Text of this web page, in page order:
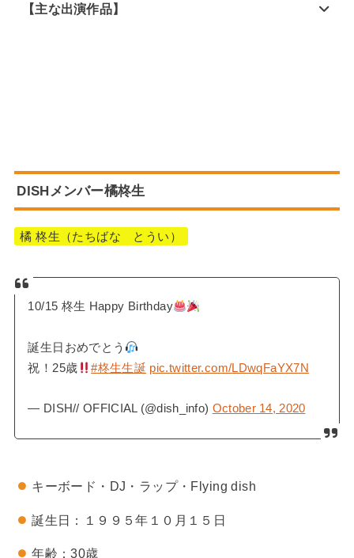
【主な出演作品】
DISHメンバー橘柊生
橘 柊生（たちばな とうい）
10/15 柊生 Happy Birthday
誕生日おめでとう
祝！25歳
#柊生生誕 pic.twitter.com/LDwqFaYX7N
— DISH// OFFICIAL (@dish_info) October 14, 2020
キーボード・DJ・ラップ・Flying dish
誕生日：１９９５年１０月１５日
年齢：30歳